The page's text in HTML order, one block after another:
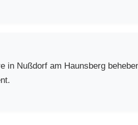
in Nußdorf am Haunsberg